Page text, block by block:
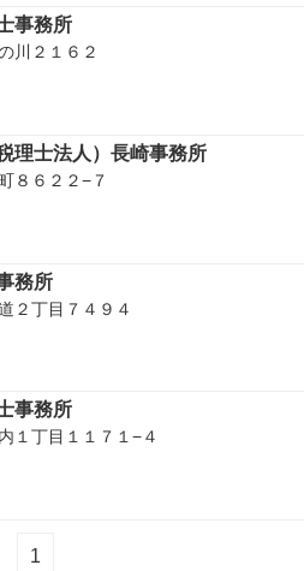
事務所
川２１６２
理士法人）長崎事務所
８６２２−７
務所
２丁目７４９４
事務所
１丁目１１７１−４
1